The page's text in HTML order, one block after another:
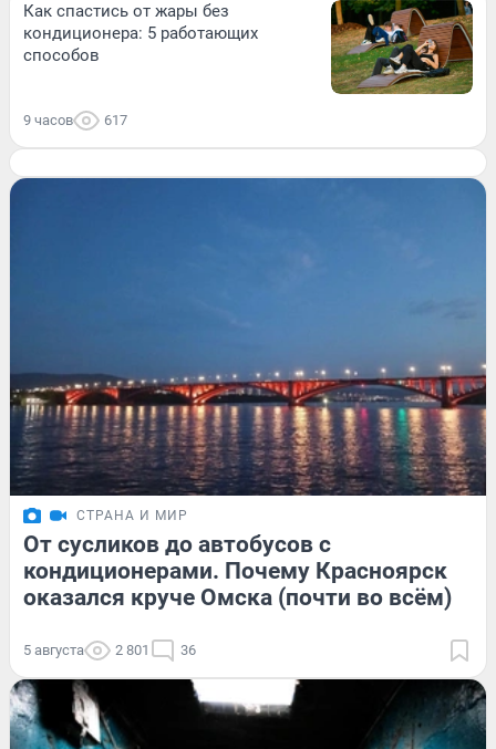
Как спастись от жары без
кондиционера: 5 работающих
способов
9 часов 617
СТРАНА И МИР
От сусликов до автобусов с
кондиционерами. Почему Красноярск
оказался круче Омска (почти во всём)
5 августа 2 801 36